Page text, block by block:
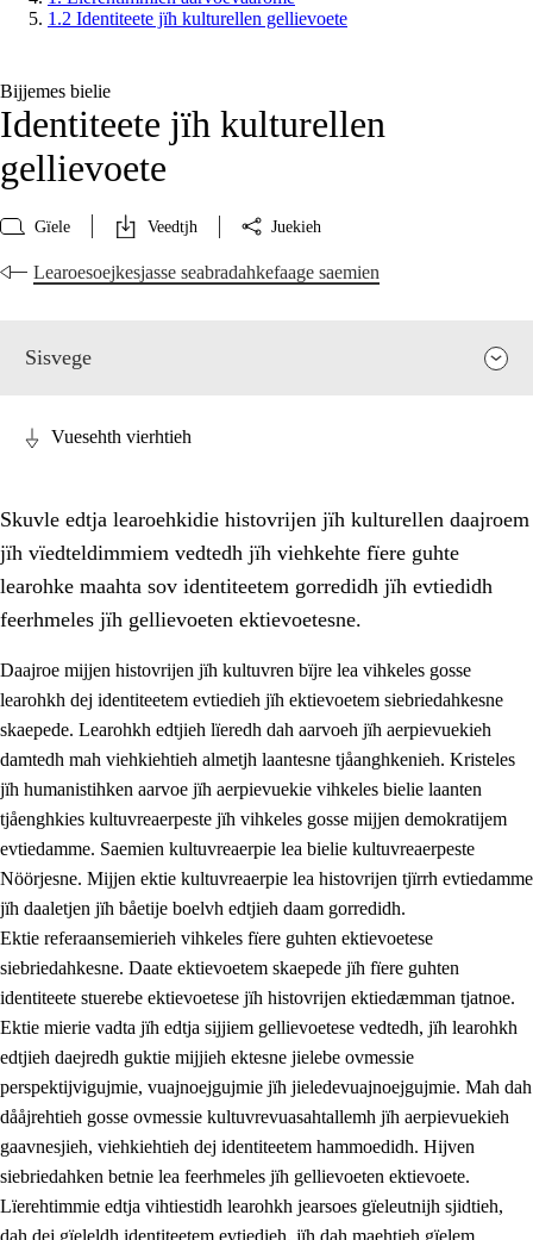
1.2 Identiteete jïh kulturellen gellievoete
Bijjemes bielie
Identiteete jïh kulturellen
gellievoete
Gïele Veedtjh Juekieh
Learoesoejkesjasse seabradahkefaage saemien
Sisvege
Lïerehtimmien aarvoevåarome
1.1 Almetjeaarvoe
Identiteete jïh kulturellen gellievoete
1.3 Laejhtehks ussjedimmie jïh etihkeles vuajnoe
goerehtimmievæljoe
1.5 Eatnemem krööhkestidh jïh byjresegoerkesevoete
Demokratije jïh meatanårrome
Vuesehth vierhtieh
Skuvle edtja learoehkidie histovrijen jïh kulturellen daajroem
jïh vïedteldimmiem vedtedh jïh viehkehte fïere guhte
learohke maahta sov identiteetem gorredidh jïh evtiedidh
feerhmeles jïh gellievoeten ektievoetesne.
Daajroe mijjen histovrijen jïh kultuvren bïjre lea vihkeles gosse
learohkh dej identiteetem evtiedieh jïh ektievoetem siebriedahkesne
skaepede. Learohkh edtjieh lïeredh dah aarvoeh jïh aerpievuekieh
damtedh mah viehkiehtieh almetjh laantesne tjåanghkenieh. Kristeles
jïh humanistihken aarvoe jïh aerpievuekie vihkeles bielie laanten
tjåenghkies kultuvreaerpeste jïh vihkeles gosse mijjen demokratijem
evtiedamme. Saemien kultuvreaerpie lea bielie kultuvreaerpeste
Nöörjesne. Mijjen ektie kultuvreaerpie lea histovrijen tjïrrh evtiedamme
jïh daaletjen jïh båetije boelvh edtjieh daam gorredidh.
Ektie referaansemierieh vihkeles fïere guhten ektievoetese
siebriedahkesne. Daate ektievoetem skaepede jïh fïere guhten
identiteete stuerebe ektievoetese jïh histovrijen ektiedæmman tjatnoe.
Ektie mierie vadta jïh edtja sijjiem gellievoetese vedtedh, jïh learohkh
edtjieh daejredh guktie mijjieh ektesne jielebe ovmessie
perspektijvigujmie, vuajnoejgujmie jïh jieledevuajnoejgujmie. Mah dah
dååjrehtieh gosse ovmessie kultuvrevuasahtallemh jïh aerpievuekieh
gaavnesjieh, viehkiehtieh dej identiteetem hammoedidh. Hijven
siebriedahken betnie lea feerhmeles jïh gellievoeten ektievoete.
Lïerehtimmie edtja vihtiestidh learohkh jearsoes gïeleutnijh sjidtieh,